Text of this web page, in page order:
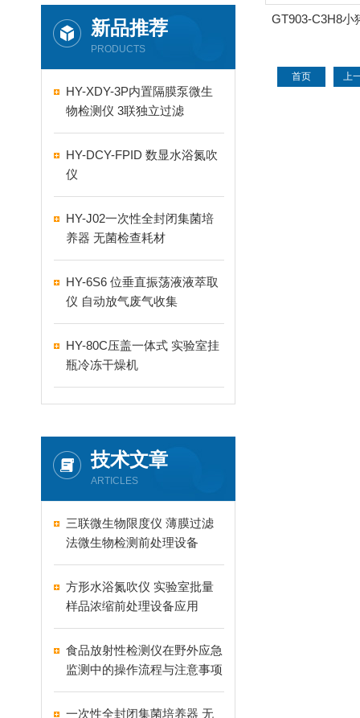
新品推荐
PRODUCTS
HY-XDY-3P内置隔膜泵微生
物检测仪 3联独立过滤
HY-DCY-FPID 数显水浴氮吹
仪
HY-J02一次性全封闭集菌培
养器 无菌检查耗材
HY-6S6 位垂直振荡液液萃取
仪 自动放气废气收集
HY-80C压盖一体式 实验室挂
瓶冷冻干燥机
技术文章
ARTICLES
三联微生物限度仪 薄膜过滤
法微生物检测前处理设备
方形水浴氮吹仪 实验室批量
样品浓缩前处理设备应用
食品放射性检测仪在野外应急
监测中的操作流程与注意事项
一次性全封闭集菌培养器 无
GT903-C3H8小
首页 上